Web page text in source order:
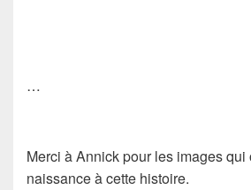
…
Merci àAnnickpour les images qui
naissance à cette histoire.